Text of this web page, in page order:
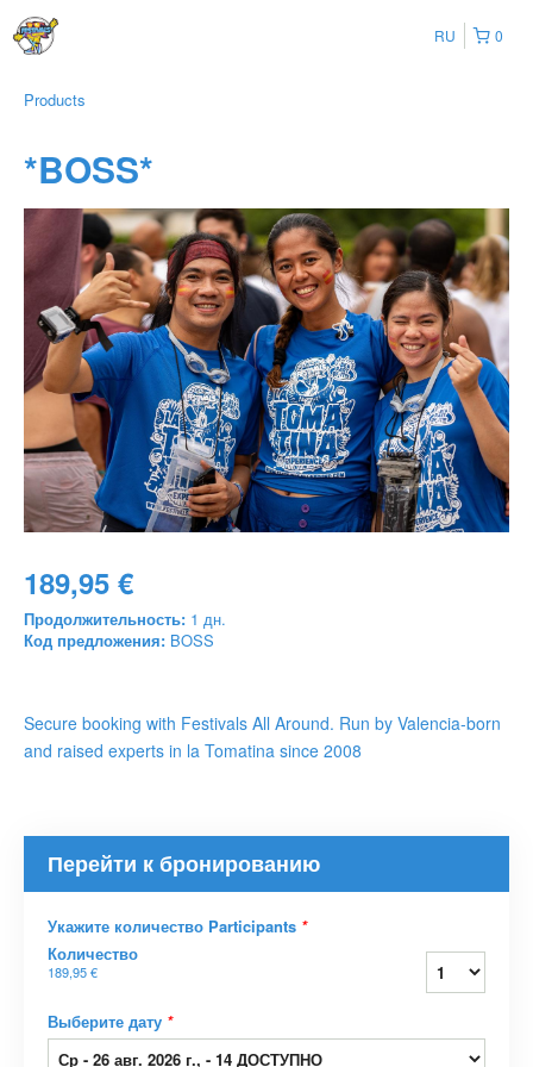
0
RU
Products
*BOSS*
189,95 €
Продолжительность: 1 дн.
Код предложения: BOSS
Secure booking with Festivals All Around. Run by Valencia-born
and raised experts in la Tomatina since 2008
Перейти к бронированию
Укажите количество Participants *
Количество
189,95 €
Выберите дату *